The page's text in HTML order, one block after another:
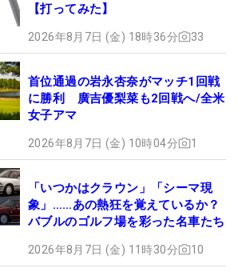
【打ってみた】
2026年8月7日 (金) 18時36分 33
首位通過の岩永杏奈がマッチ1回戦
に勝利 廣吉優梨菜も2回戦へ/全米
女子アマ
2026年8月7日 (金) 10時04分 1
「いつかはクラウン」「シーマ現
象」……あの熱狂を覚えているか？
バブルのゴルフ場を彩った名車たち
2026年8月7日 (金) 11時30分 10